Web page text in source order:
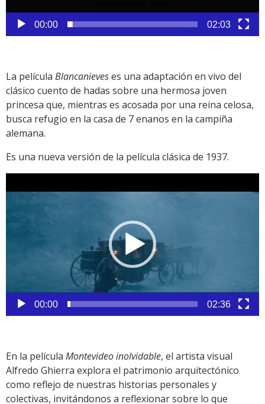
00:00 02:03
La película Blancanieveses una adaptación en vivo del
clásico cuento de hadas sobre una hermosa joven
princesa que, mientras es acosada por una reina celosa,
busca refugio en la casa de 7 enanos en la campiña
alemana.
Es una nueva versión de la película clásica de 1937.
de
00:00 02:36
En la película Montevideo inolvidable, el artista visual
Alfredo Ghierra explora el patrimonio arquitectónico
como reflejo de nuestras historias personales y
colectivas, invitándonos a reflexionar sobre lo que